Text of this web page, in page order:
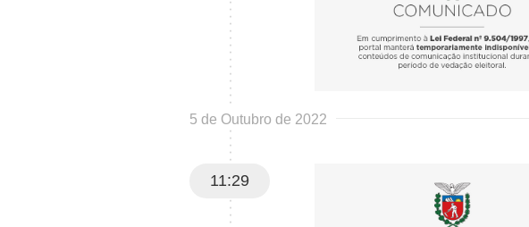
5 de Outubro de 2022
11:29